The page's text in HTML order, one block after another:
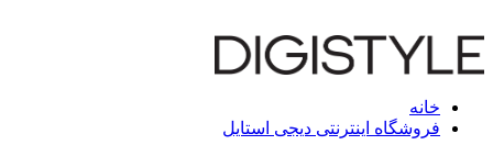
خانه
فروشگاه اینترنتی دیجی استایل